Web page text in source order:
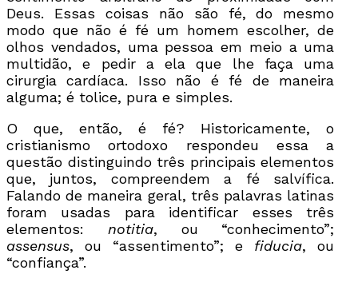
Deus. Essas coisas não são fé, do mesmo
modo que não é fé um homem escolher, de
olhos vendados, uma pessoa em meio a uma
multidão, e pedir a ela que lhe faça uma
cirurgia cardíaca. Isso não é fé de maneira
alguma; é tolice, pura e simples.
O que, então, é fé? Historicamente, o
cristianismo ortodoxo respondeu essa a
questão distinguindo três principais elementos
que, juntos, compreendem a fé salvífica.
Falando de maneira geral, três palavras latinas
foram usadas para identificar esses três
elementos: notitia, ou “conhecimento”;
assensus, ou “assentimento”; e fiducia, ou
“confiança”.